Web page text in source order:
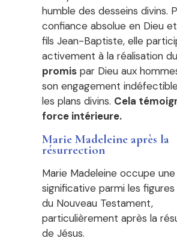
humble des desseins divins.
confiance absolue en Dieu
fils Jean-Baptiste, elle
activement à la réalisation du
promis par Dieu aux
son engagement
les plans divins. Cela
force intérieure.
Marie Madeleine après la
résurrection
Marie Madeleine occupe
significative parmi les
du Nouveau Testament,
particulièrement après la
de Jésus.